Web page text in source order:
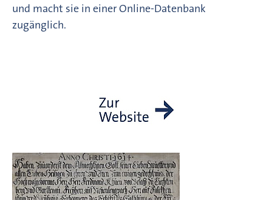
und macht sie in einer Online-Datenbank
zugänglich.